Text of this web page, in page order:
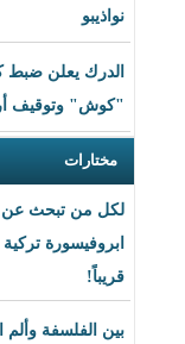
نواذيبو
الدرك يعلن ضبط
"كوش" وتوقيف
مختارات
لكل من تبحث عن
ابروفيسورة
قريباً!
بين الفلسفة وألم